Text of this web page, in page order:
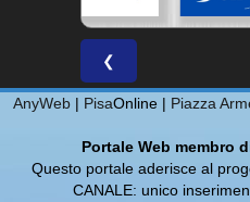
❮
AnyWeb | PisaOnline | Piazza
Portale Web membro
Questo portale aderisce al
CANALE: unico